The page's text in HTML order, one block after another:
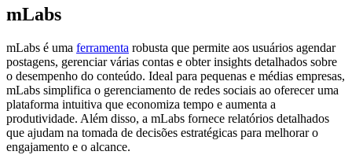
mLabs
mLabs é uma ferramenta robusta que permite aos usuários agendar
postagens, gerenciar várias contas e obter insights detalhados sobre
o desempenho do conteúdo. Ideal para pequenas e médias empresas,
mLabs simplifica o gerenciamento de redes sociais ao oferecer uma
plataforma intuitiva que economiza tempo e aumenta a
produtividade. Além disso, a mLabs fornece relatórios detalhados
que ajudam na tomada de decisões estratégicas para melhorar o
engajamento e o alcance.